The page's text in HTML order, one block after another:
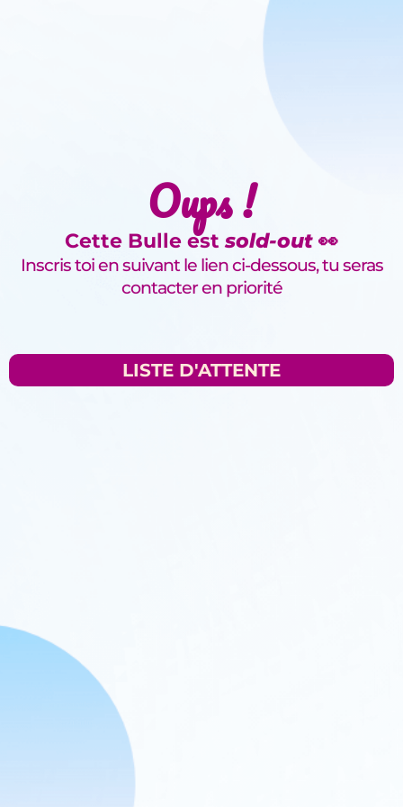
Oups !
Cette Bulle estsold-out 👀
Inscris toi en suivant le lien ci-dessous, tu seras
contacter en priorité
LISTE D'ATTENTE